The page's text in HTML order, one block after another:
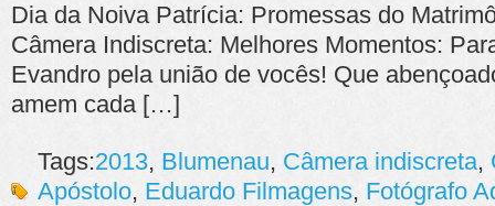
Dia da Noiva Patrícia: Promessas do
Câmera Indiscreta: Melhores Momentos:
Evandro pela união de vocês! Que
amem cada […]
Tags:2013, Blumenau, Câmera indiscreta,
Apóstolo, Eduardo Filmagens, Fotógrafo